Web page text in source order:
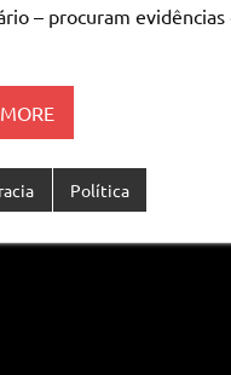
– procuram
Política